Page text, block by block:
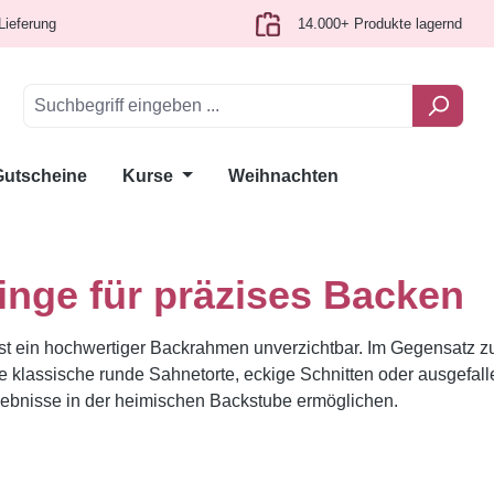
14.000+ Produkte lagernd
Kurse Weihnachten
für präzises Backen
hochwertiger Backrahmen unverzichtbar. Im Gegensatz
runde Sahnetorte, eckige Schnitten oder
in der heimischen Backstube ermöglichen.